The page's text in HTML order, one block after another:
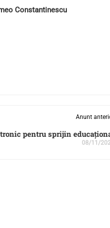
Constantinescu
Anunt
pentru sprijin
08/11/